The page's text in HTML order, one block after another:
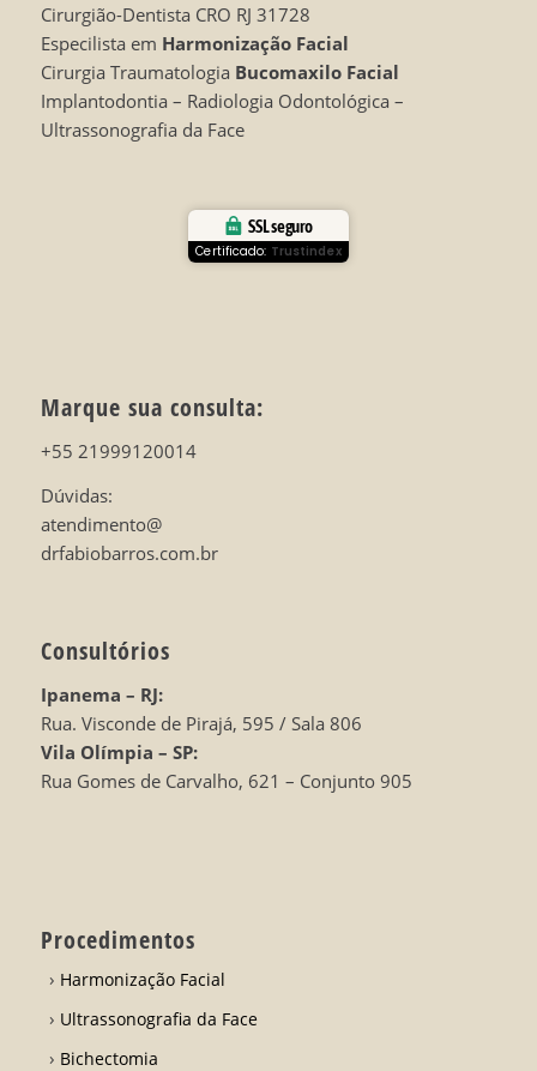
Cirurgião-Dentista CRO RJ 31728
Especilista em Harmonização Facial
Cirurgia Traumatologia Bucomaxilo Facial
Implantodontia – Radiologia Odontológica –
Ultrassonografia da Face
SSL seguro
Certificado: Trustindex
Marque sua consulta:
+55 21999120014
Dúvidas:
atendimento@
drfabiobarros.com.br
Consultórios
Ipanema – RJ:
Rua. Visconde de Pirajá, 595 / Sala 806
Vila Olímpia – SP:
Rua Gomes de Carvalho, 621 – Conjunto 905
Procedimentos
Harmonização Facial
Ultrassonografia da Face
Bichectomia